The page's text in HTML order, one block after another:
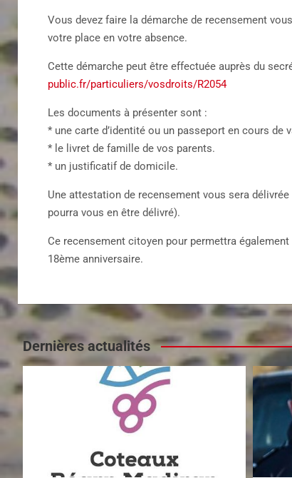
Vous devez faire la démarche de recensement
votre place en votre absence.
Cette démarche peut être effectuée auprès du
public.fr/particuliers/vosdroits/R2054
Les documents à présenter sont :
* une carte d’identité ou un passeport en cours de
* le livret de famille de vos parents.
* un justificatif de domicile.
Une attestation de recensement vous sera
pourra vous en être délivré).
Ce recensement citoyen pour permettra
18ème anniversaire.
Dernières actualités